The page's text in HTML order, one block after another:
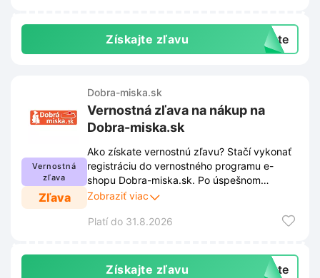
Získajte zľavu exte
Vernostná
zľava
Zľava
Dobra-miska.sk
Vernostná zľava na nákup na
Dobra-miska.sk
Ako získate vernostnú zľavu? Stačí vykonať
registráciu do vernostného programu e-
shopu Dobra-miska.sk. Po úspešnom
dokončení registrácie sa zľava aktivuje úplne
informácií nájdete v odkaze.
Zobraziť viac
Platí do 31.8.2026
Získajte zľavu exte